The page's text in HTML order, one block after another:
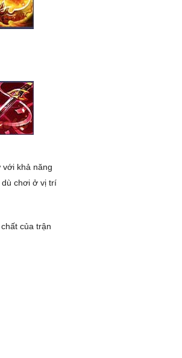
với khả năng
chơi ở vị trí
của trận